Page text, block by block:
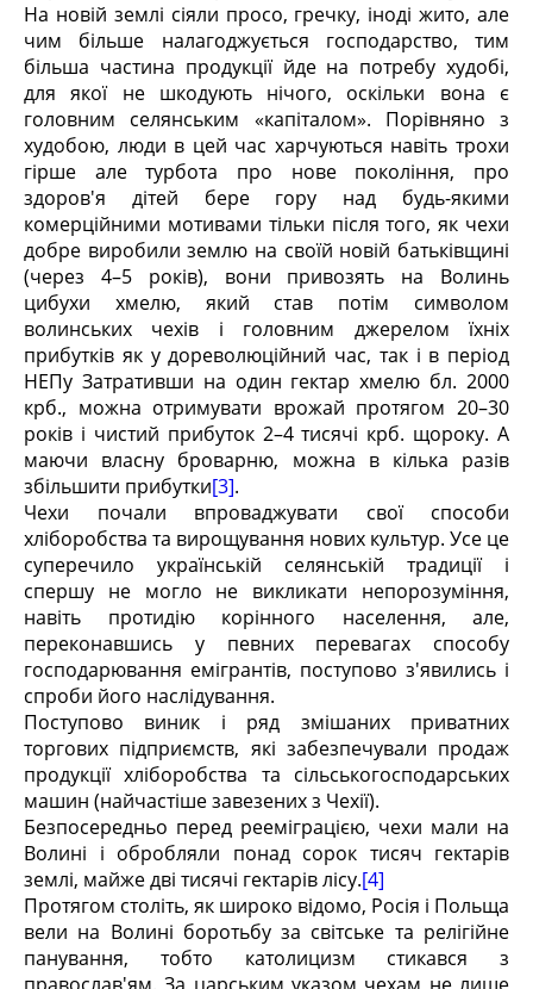
На новій землі сіяли просо, гречку, іноді жито, але
чим більше налагоджується господарство, тим
більша частина продукції йде на потребу худобі,
для якої не шкодують нічого, оскільки вона є
головним селянським «капіталом». Порівняно з
худобою, люди в цей час харчуються навіть трохи
гірше але турбота про нове покоління, про
здоров'я дітей бере гору над будь-якими
комерційними мотивами тільки після того, як чехи
добре виробили землю на своїй новій батьківщині
(через 4–5 років), вони привозять на Волинь
цибухи хмелю, який став потім символом
волинських чехів і головним джерелом їхніх
прибутків як у дореволюційний час, так і в період
НЕПу Затративши на один гектар хмелю бл. 2000
крб., можна отримувати врожай протягом 20–30
років і чистий прибуток 2–4 тисячі крб. щороку. А
маючи власну броварню, можна в кілька разів
збільшити прибутки[3].
Чехи почали впроваджувати свої способи
хліборобства та вирощування нових культур. Усе це
суперечило українській селянській традиції і
спершу не могло не викликати непорозуміння,
навіть протидію корінного населення, але,
переконавшись у певних перевагах способу
господарювання емігрантів, поступово з'явились і
спроби його наслідування.
Поступово виник і ряд змішаних приватних
торгових підприємств, які забезпечували продаж
продукції хліборобства та сільськогосподарських
машин (найчастіше завезених з Чехії).
Безпосередньо перед рееміграцією, чехи мали на
Волині і обробляли понад сорок тисяч гектарів
землі, майже дві тисячі гектарів лісу.[4]
Протягом століть, як широко відомо, Росія і Польща
вели на Волині боротьбу за світське та релігійне
панування, тобто католицизм стикався з